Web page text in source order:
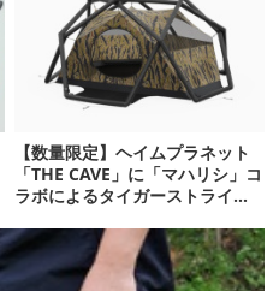
【数量限定】ヘイムプラネット
「THE CAVE」に「マハリシ」コ
ラボによるタイガーストライプ